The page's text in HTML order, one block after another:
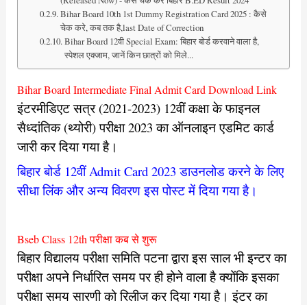
Bihar Board 10th 1st Dummy Registration Card 2025 : कैसे
चेक करे, कब तक है,last Date of Correction
Bihar Board 12वी Special Exam: बिहार बोर्ड करवाने वाला है,
स्पेशल एक्जाम, जानें किन छात्रों को मिले...
Bihar Board Intermediate Final Admit Card Download Link
इंटरमीडिएट सत्र (2021-2023) 12वीं कक्षा के फाइनल
सैध्दांतिक (थ्योरी) परीक्षा 2023 का ऑनलाइन एडमिट कार्ड
जारी कर दिया गया है।
बिहार बोर्ड 12वीं Admit Card 2023 डाउनलोड करने के लिए
सीधा लिंक और अन्य विवरण इस पोस्ट में दिया गया है।
Bseb Class 12th परीक्षा कब से शुरू
बिहार विद्यालय परीक्षा समिति पटना द्वारा इस साल भी इन्टर का
परीक्षा अपने निर्धारित समय पर ही होने वाला है क्योंकि इसका
परीक्षा समय सारणी को रिलीज कर दिया गया है। इंटर का